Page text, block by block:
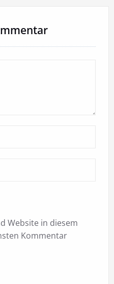
Website in diesem
Kommentar